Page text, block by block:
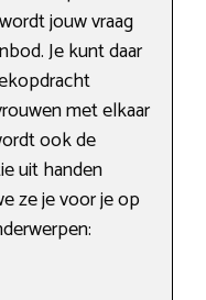
jouw vraag
Je kunt daar
met elkaar
ook de
uit handen
ze je voor je op